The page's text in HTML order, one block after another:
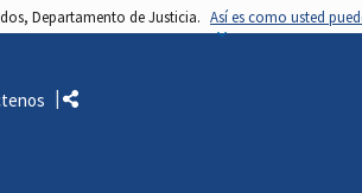
Departamento de Justicia. Así es como usted
Comparte